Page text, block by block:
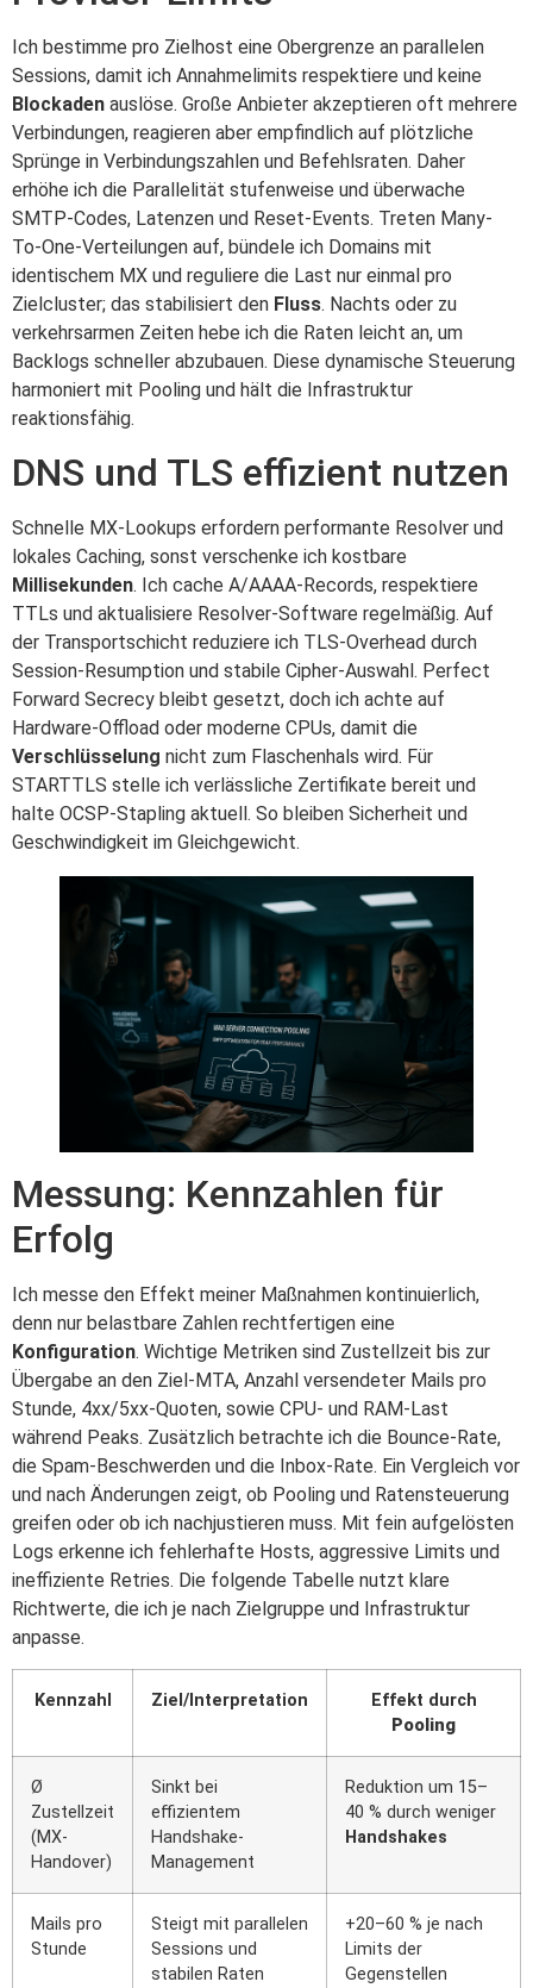
Ich bestimme pro Zielhost eine Obergrenze an parallelen
Sessions, damit ich Annahmelimits respektiere und keine
Blockaden auslöse. Große Anbieter akzeptieren oft mehrere
Verbindungen, reagieren aber empfindlich auf plötzliche
Sprünge in Verbindungszahlen und Befehlsraten. Daher
erhöhe ich die Parallelität stufenweise und überwache
SMTP-Codes, Latenzen und Reset-Events. Treten Many-
To-One-Verteilungen auf, bündele ich Domains mit
identischem MX und reguliere die Last nur einmal pro
Zielcluster; das stabilisiert den Fluss. Nachts oder zu
verkehrsarmen Zeiten hebe ich die Raten leicht an, um
Backlogs schneller abzubauen. Diese dynamische Steuerung
harmoniert mit Pooling und hält die Infrastruktur
reaktionsfähig.
DNS und TLS effizient nutzen
Schnelle MX-Lookups erfordern performante Resolver und
lokales Caching, sonst verschenke ich kostbare
Millisekunden. Ich cache A/AAAA-Records, respektiere
TTLs und aktualisiere Resolver-Software regelmäßig. Auf
der Transportschicht reduziere ich TLS-Overhead durch
Session-Resumption und stabile Cipher-Auswahl. Perfect
Forward Secrecy bleibt gesetzt, doch ich achte auf
Hardware-Offload oder moderne CPUs, damit die
Verschlüsselung nicht zum Flaschenhals wird. Für
STARTTLS stelle ich verlässliche Zertifikate bereit und
halte OCSP-Stapling aktuell. So bleiben Sicherheit und
Geschwindigkeit im Gleichgewicht.
Messung: Kennzahlen für
Erfolg
Ich messe den Effekt meiner Maßnahmen kontinuierlich,
denn nur belastbare Zahlen rechtfertigen eine
Konfiguration. Wichtige Metriken sind Zustellzeit bis zur
Übergabe an den Ziel-MTA, Anzahl versendeter Mails pro
Stunde, 4xx/5xx-Quoten, sowie CPU- und RAM-Last
während Peaks. Zusätzlich betrachte ich die Bounce-Rate,
die Spam-Beschwerden und die Inbox-Rate. Ein Vergleich vor
und nach Änderungen zeigt, ob Pooling und Ratensteuerung
greifen oder ob ich nachjustieren muss. Mit fein aufgelösten
Logs erkenne ich fehlerhafte Hosts, aggressive Limits und
ineffiziente Retries. Die folgende Tabelle nutzt klare
Richtwerte, die ich je nach Zielgruppe und Infrastruktur
anpasse.
Kennzahl Ziel/Interpretation
Effekt durch
Pooling
Ø
Zustellzeit
(MX-
Handover)
Sinkt bei
effizientem
Handshake-
Management
Reduktion um 15–
40 % durch weniger
Handshakes
Mails pro
Stunde
Steigt mit parallelen
Sessions und
stabilen Raten
+20–60 % je nach
Limits der
Gegenstellen